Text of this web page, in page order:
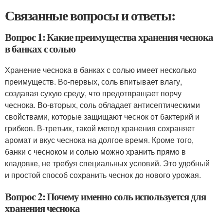
Связанные вопросы и ответы:
Вопрос 1: Какие преимущества хранения чеснока
в банках с солью
Хранение чеснока в банках с солью имеет несколько
преимуществ. Во-первых, соль впитывает влагу,
создавая сухую среду, что предотвращает порчу
чеснока. Во-вторых, соль обладает антисептическими
свойствами, которые защищают чеснок от бактерий и
грибков. В-третьих, такой метод хранения сохраняет
аромат и вкус чеснока на долгое время. Кроме того,
банки с чесноком и солью можно хранить прямо в
кладовке, не требуя специальных условий. Это удобный
и простой способ сохранить чеснок до нового урожая.
Вопрос 2: Почему именно соль используется для
хранения чеснока